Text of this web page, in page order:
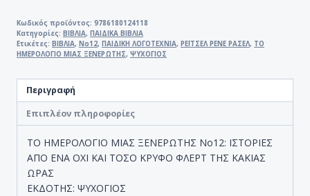
ΞΕΝΕΡΩΤΗΣ
Νο12
ποσότητα
Κωδικός προϊόντος: 9786180124118
Κατηγορίες: ΒΙΒΛΙΑ, ΠΑΙΔΙΚΑ ΒΙΒΛΙΑ
Ετικέτες: ΒΙΒΛΙΑ, Νο12, ΠΑΙΔΙΚΗ ΛΟΓΟΤΕΧΝΙΑ, ΡΕΪΤΣΕΛ ΡΕΝΕ ΡΑΣΕΛ, ΤΟ
ΗΜΕΡΟΛΟΓΙΟ ΜΙΑΣ ΞΕΝΕΡΩΤΗΣ, ΨΥΧΟΓΙΟΣ
Περιγραφή
Επιπλέον πληροφορίες
ΤΟ ΗΜΕΡΟΛΟΓΙΟ ΜΙΑΣ ΞΕΝΕΡΩΤΗΣ Νο12: ΙΣΤΟΡΙΕΣ
ΑΠΟ ΕΝΑ ΟΧΙ ΚΑΙ ΤΟΣΟ ΚΡΥΦΟ ΦΛΕΡΤ ΤΗΣ ΚΑΚΙΑΣ
ΩΡΑΣ
ΕΚΔΟΤΗΣ: ΨΥΧΟΓΙΟΣ